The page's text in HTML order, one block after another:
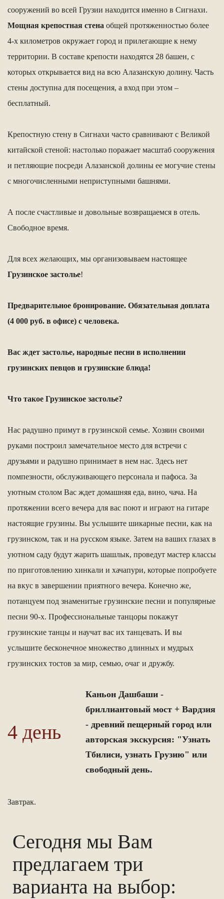
сооружений во всей Грузии находится именно в Сигнахи.
Мощная крепостная стена общей протяженностью более
4-х километров окружает город и прилегающие к нему
территории. В составе крепости находятся 28 башен, с
которых открывается вид на всю Алазанскую долину. Часть
стены доступна для посещения, а вход при этом –
бесплатный.
Крепостную стену в Сигнахи часто сравнивают с Великой
китайской стеной: настолько поражает масштаб сооружения
и петляющие посреди Алазанской долины ее могучие стены
с многочисленными неприступными башнями.
А после счастливые и довольные возвращаемся в отель.
Свободное время.
Для всех желающих, мы организовываем настоящее
Грузинское застолье!
Предварительное бронирование. Обязательная доплата
(4 000 руб. в офисе) с человека.
Вас ждет застолье, народные песни в исполнении
грузинских певцов и грузинские блюда!
Что такое Грузинское застолье?
Нас радушно примут в грузинской семье. Хозяин своими
руками построил замечательное место для встречи с
друзьями и радушно принимает в нем нас. Здесь нет
помпезности, обслуживающего персонала и пафоса. За
уютным столом Вас ждет домашняя еда, вино, чача. На
протяжении всего вечера для вас поют и играют на гитаре
настоящие грузины. Вы услышите шикарные песни, как на
грузинском, так и на русском языке. Затем на ваших глазах в
уютном саду будут жарить шашлык, проведут мастер классы
по приготовлению хинкали и хачапури, которые попробуете
на вкус в завершении приятного вечера. Конечно же,
потанцуем под знаменитые грузинские песни и популярные
песни 90-х. Профессиональные танцоры покажут
грузинские танцы и научат вас их танцевать. И вы
услышите бесконечное множество длинных и мудрых
грузинских тостов за мир, семью, очаг и дружбу.
4 день
Каньон Дашбаши -
бриллиантовый мост + Вардзия
- древний пещерный город или
авторская экскурсия: "Узнать
Тбилиси, узнать Грузию" или
свободный день.
Завтрак.
Сегодня мы Вам
предлагаем три
варианта на выбор: